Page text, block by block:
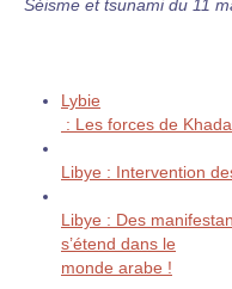
Séisme et tsunami du 11
Lybie
: Les forces de
Libye : Intervention
Libye : Des
s’étend dans le
monde arabe !